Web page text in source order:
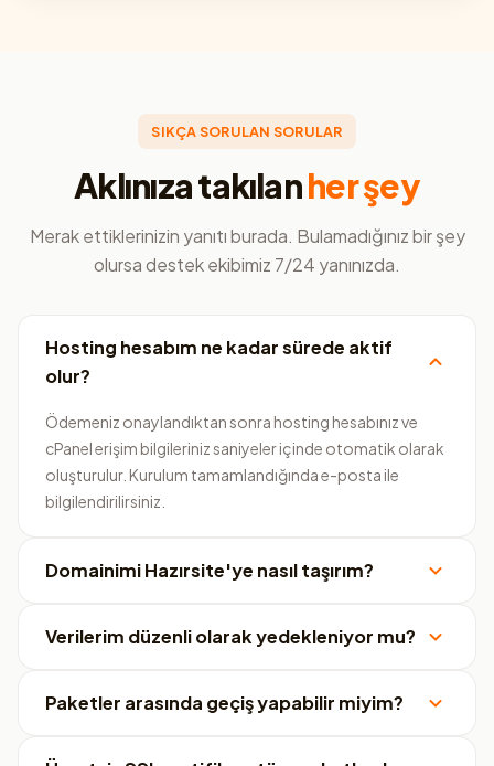
SIKÇA SORULAN SORULAR
Aklınıza takılanher şey
Merak ettiklerinizin yanıtı burada. Bulamadığınız bir şey
olursa destek ekibimiz 7/24 yanınızda.
Hosting hesabım ne kadar sürede aktif
olur?
Ödemeniz onaylandıktan sonra hosting hesabınız ve
cPanel erişim bilgileriniz saniyeler içinde otomatik olarak
oluşturulur. Kurulum tamamlandığında e-posta ile
bilgilendirilirsiniz.
Domainimi Hazırsite'ye nasıl taşırım?
Verilerim düzenli olarak yedekleniyor mu?
Paketler arasında geçiş yapabilir miyim?